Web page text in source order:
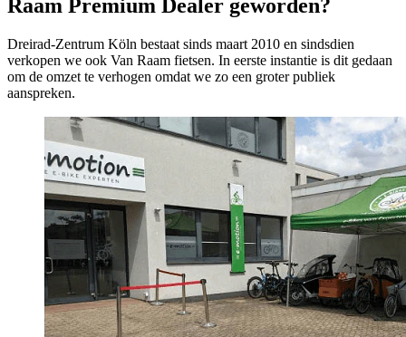
Raam Premium Dealer geworden?
Dreirad-Zentrum Köln bestaat sinds maart 2010 en sindsdien
verkopen we ook Van Raam fietsen. In eerste instantie is dit gedaan
om de omzet te verhogen omdat we zo een groter publiek
aanspreken.